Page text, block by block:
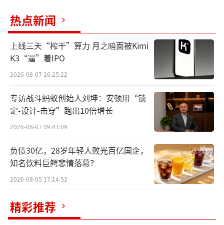
浙江健新原力制药成立于2018年，主要从
事生物药品原料、生物药品及无菌制剂产品的
研发、生产及销售。2022年，“健新原力全产
业链生物医药基地项目”入选《杭州市重大建
设项目“十四五”规划项目表》，同时也是杭
州临空经济示范区内唯一入选的细胞与基因治
彼时，这家由知名生物医药专家余国良博
士以及李玉玲博士等领衔的公司，凭借专注于
本市场的目光。
热点新闻
上线三天“榨干”算力 月之暗面被Kimi
K3“逼”着IPO
2026-08-07 16:25:22
专访战斗蚂蚁创始人刘坤：安顿用“锁
定-设计-击穿”跑出10倍增长
2026-08-07 09:41:09
负债30亿，28岁年轻人败光百亿国企，
知名饮料巨鳄悲情落幕？
2026-08-05 17:14:52
精彩推荐